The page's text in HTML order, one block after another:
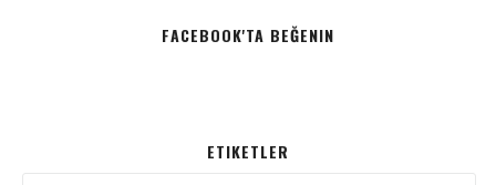
FACEBOOK'TA BEĞENIN
ETIKETLER